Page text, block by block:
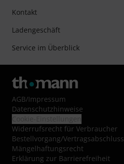
Kontakt
Ladengeschäft
Service im Überblick
AGB/Impressum
Datenschutzhinweise
Widerrufsrecht für Verbraucher
Bestellvorgang/Vertragsabschluss
Mängelhaftungsrecht
Erklärung zur Barrierefreiheit